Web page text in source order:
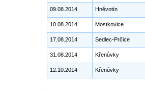
09.08.2014 Hněvotín
10.08.2014 Mostkovice
17.08.2014 Sedlec-Prčice
31.08.2014 Křenůvky
12.10.2014 Křenůvky